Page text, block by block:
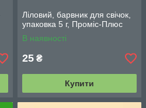
Ліловий, барвник для свічок,
упаковка 5 г, Проміс-Плюс
В наявності
25 ₴
Купити